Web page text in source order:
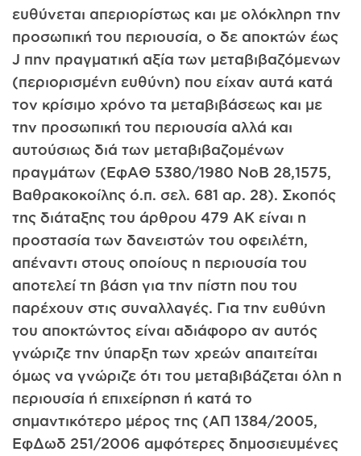
ευθύνεται απεριορίστως και με ολόκληρη την
προσωπική του περιουσία, ο δε αποκτών έως
J πην πραγματική αξία των μεταβιβαζόμενων
(περιορισμένη ευθύνη) που είχαν αυτά κατά
τον κρίσιμο χρόνο τα μεταβιβάσεως και με
την προσωπική του περιουσία αλλά και
αυτούσιως διά των μεταβιβαζομένων
πραγμάτων (ΕφΑΘ 5380/1980 ΝοΒ 28,1575,
Βαθρακοκοίλης ό.π. σελ. 681 αρ. 28). Σκοπός
της διάταξης του άρθρου 479 ΑΚ είναι η
προστασία των δανειστών του οφειλέτη,
απέναντι στους οποίους η περιουσία του
αποτελεί τη βάση για την πίστη που του
παρέχουν στις συναλλαγές. Για την ευθύνη
του αποκτώντος είναι αδιάφορο αν αυτός
γνώριζε την ύπαρξη των χρεών απαιτείται
όμως να γνώριζε ότι του μεταβιβάζεται όλη η
περιουσία ή επιχείρηση ή κατά το
σημαντικότερο μέρος της (ΑΠ 1384/2005,
ΕφΔωδ 251/2006 αμφότερες δημοσιευμένες